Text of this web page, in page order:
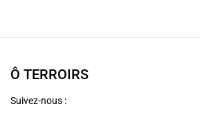
Ô TERROIRS
Suivez-nous :